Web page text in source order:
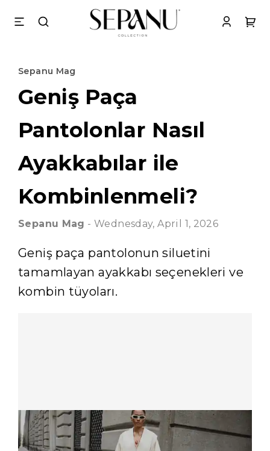
Sepanu Mag
Geniş Paça
Pantolonlar Nasıl
Ayakkabılar ile
Kombinlenmeli?
Sepanu Mag - Wednesday, April 1, 2026
Geniş paça pantolonun siluetini
tamamlayan ayakkabı seçenekleri ve
kombin tüyoları.